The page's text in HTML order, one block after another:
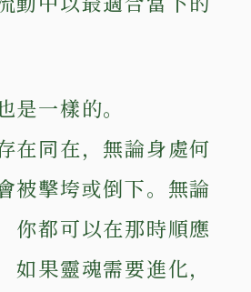
是一樣的。
在同在，無論身處何
被擊垮或倒下。無論
你都可以在那時順應
如果靈魂需要進化，